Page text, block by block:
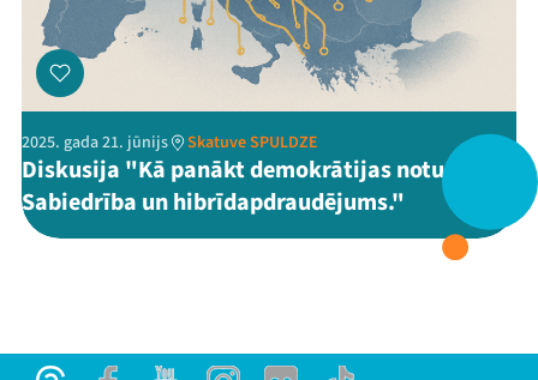
ThreadsFacebookYoutube
X Instagram
Flick TikTok
2025. gada 21. jūnijs Skatuve SPULDZE
Diskusija "Kā panākt demokrātijas noturību?
Sabiedrība un hibrīdapdraudējums."